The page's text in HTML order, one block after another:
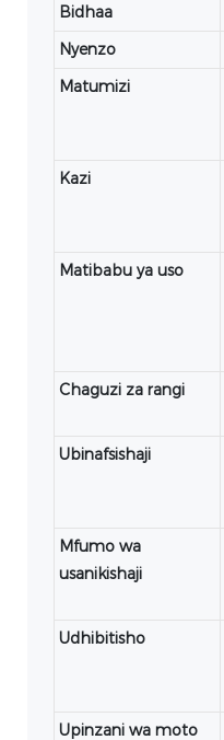
Bidhaa
Nyenzo
Matumizi
Kazi
Matibabu ya uso
Chaguzi za rangi
Ubinafsishaji
Mfumo wa
usanikishaji
Udhibitisho
Upinzani wa moto